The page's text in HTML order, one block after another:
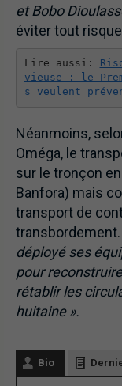
et Bobo
éviter tout
Lire aussi:
vieuse : le
s veulent
Néanmoins,
Oméga, le
sur le tronçon
Banfora) mais
transport de
déployé ses
pour
rétablir les
huitaine ».
Bio